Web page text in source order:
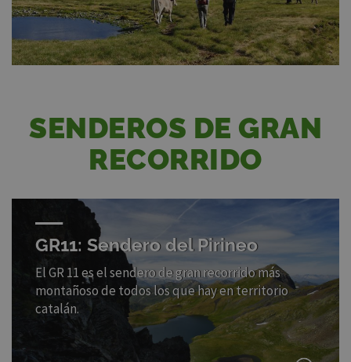
SENDEROS DE GRAN
RECORRIDO
GR11: Sendero del Pirineo
El GR 11 es el sendero de gran recorrido más
montañoso de todos los que hay en territorio
catalán.